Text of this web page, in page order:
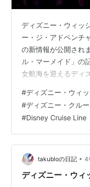
ディズニー・ウィッ
ー・ジ・アドベンチ
の新情報が公開され
ル・マーメイド」の
女航海を迎えるディ
「ディズニー・リト
情報とコンセプトア
に公開される「ディ
ー」はディズニー・
ジカルショーで、キ
ィーが悪戦苦闘し…
#ディズニー・ウィッ
#ディズニー・クル
#Disney Cruise Line
takubloの日記 • 4
ディズニー・ウィ